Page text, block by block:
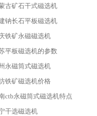
古矿石干式磁选机
钠长石平板磁选机
铁矿永磁磁选机
平板磁选机的参数
永磁筒式磁选机
铁矿磁选机价格
ctb永磁筒式磁选机特点
干选磁选机